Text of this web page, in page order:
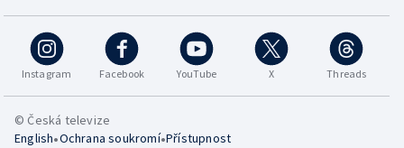
Instagram Facebook YouTube X Threads
© Česká televize
English•Ochrana soukromí•Přístupnost